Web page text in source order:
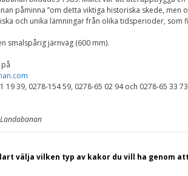
påminna ”om detta viktiga historiska skede, men
och unika lämningar från olika tidsperioder, som
smalspårig järnväg (600 mm).
19 39, 0278-154 59, 0278-65 02 94 och 0278-65 33
• Byggt medGeneratePress
Kungsgården Långvind | Boende | Paket |
välja vilken typ av kakor du vill ha genom